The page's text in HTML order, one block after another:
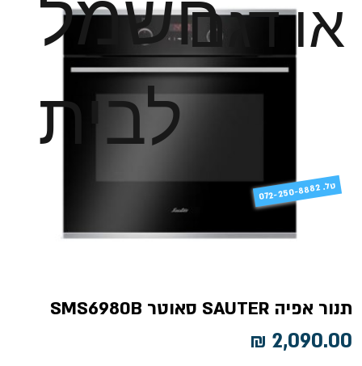
או דגם
לבית
תנור אפיה SAUTER סאוטר SMS6980B
072-250-8882 .טל